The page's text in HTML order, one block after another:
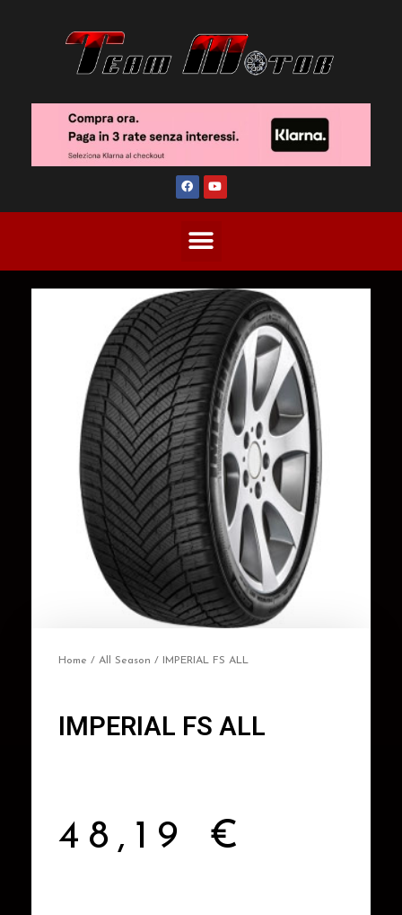
Home / All Season / IMPERIAL FS ALL
IMPERIAL FS ALL
48,19 €